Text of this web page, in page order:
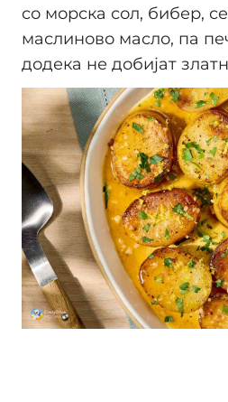
со морска сол, бибер,
маслиново масло, па
додека не добијат